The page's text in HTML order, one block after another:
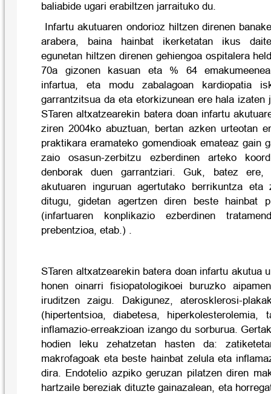
baliabide ugari erabiltzen jarraituko du.
Infartu akutuaren ondorioz hiltzen direnen
arabera, baina hainbat ikerketatan ikus
egunetan hiltzen direnen gehiengoa ospitalera
70a gizonen kasuan eta % 64
infartua, eta modu zabalagoan kardiopatia
garrantzitsua da eta etorkizunean ere hala izaten
STaren altxatzearekin batera doan infartu
ziren 2004ko abuztuan, bertan azken urteotan
praktikara eramateko gomendioak emateaz gain
zaio osasun-zerbitzu ezberdinen arteko
denborak duen garrantziari. Guk, batez ere,
akutuaren inguruan agertutako berrikuntza eta
ditugu, gidetan agertzen diren beste hainbat
(infartuaren konplikazio ezberdinen
prebentzioa, etab.) .
STaren altxatzearekin batera doan infartu akutua
honen oinarri fisiopatologikoei buruzko
iruditzen zaigu. Dakigunez, aterosklerosi-
(hipertentsioa, diabetesa, hiperkolesterolemia,
inflamazio-erreakzioan izango du sorburua.
hodien leku zehatzetan hasten da:
makrofagoak eta beste hainbat zelula eta
dira. Endotelio azpiko geruzan pilatzen diren
hartzaile bereziak dituzte gainazalean, eta